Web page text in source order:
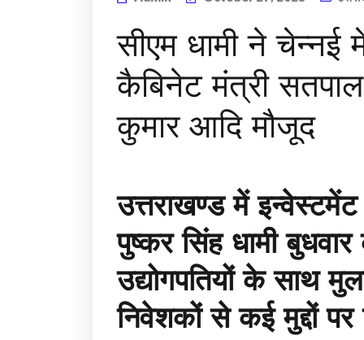
सीएम धामी ने
कैबिनेट मंत्री
कुमार आदि मौजूद
उत्तराखण्ड में
पुष्कर सिंह धामी
उद्योगपतियों के साथ
निवेशकों से कई मुद्दों पर